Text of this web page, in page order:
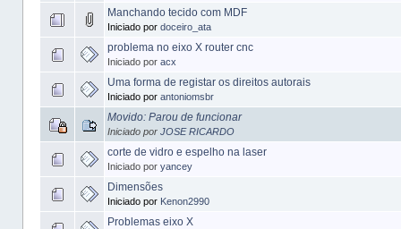
Manchando tecido com MDF
Iniciado por doceiro_ata
problema no eixo X router cnc
Iniciado por acx
Uma forma de registar os direitos autorais
Iniciado por antoniomsbr
Movido: Parou de funcionar
Iniciado por JOSE RICARDO
corte de vidro e espelho na laser
Iniciado por yancey
Dimensões
Iniciado por Kenon2990
Problemas eixo X